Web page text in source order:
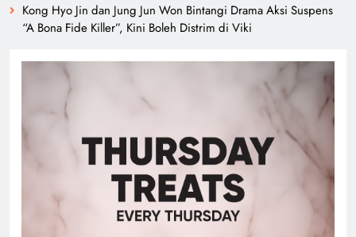
Kong Hyo Jin dan Jung Jun Won Bintangi Drama Aksi Suspens
“A Bona Fide Killer”, Kini Boleh Distrim di Viki